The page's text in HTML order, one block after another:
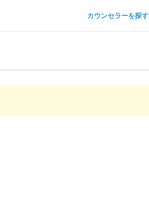
コ
コ
ノ
マ
シ
カウンセラーを探す